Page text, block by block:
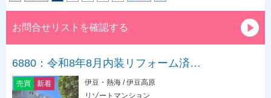
お問合せリストを確認する
6880：令和8年8月内装リフォーム済…
売買 新着
伊豆・熱海 / 伊豆高原
リゾートマンション